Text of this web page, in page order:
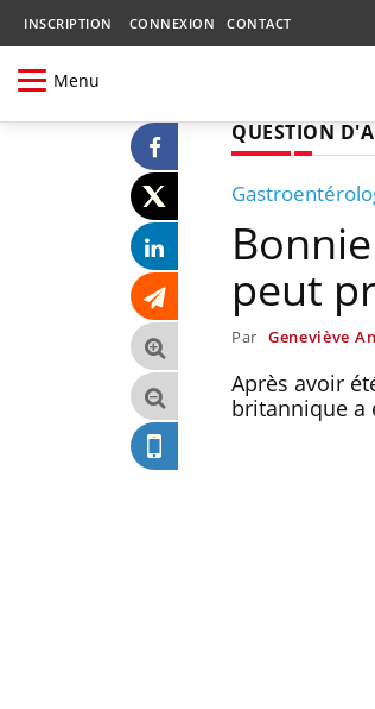
INSCRIPTION CONNEXION CONTACT
Menu
QUESTION
peut
Par Geneviève
Après avoir
britannique a